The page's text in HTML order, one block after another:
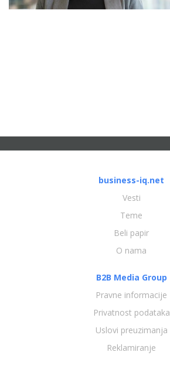
business-iq.net
Vesti
Teme
Beli papir
O nama
B2B Media Group
Pravne informacije
Privatnost podataka
Uslovi preuzimanja
Reklamiranje